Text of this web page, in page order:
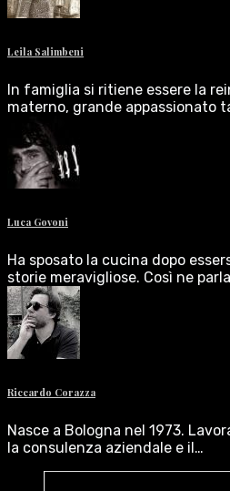
Leila Salimbeni
In famiglia si ritiene essere la
materno, grande appassionato
Luca Govoni
Ha sposato la cucina dopo
storie meravigliose. Così ne
Riccardo Corazza
Nasce a Bologna nel 1973.
la consulenza aziendale e il…